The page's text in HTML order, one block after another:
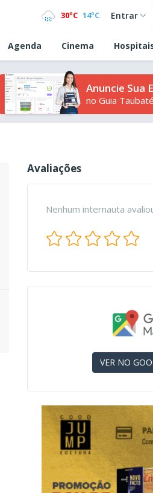
30ºC 14ºC Entrar
Agenda Cinema
Anuncie Sua
no Guia Taubaté
Avaliações
Nenhum internauta
VER NO